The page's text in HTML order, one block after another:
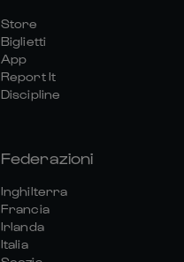
Store
Biglietti
App
Report It
Discipline
Federazioni
Inghilterra
Francia
Irlanda
Italia